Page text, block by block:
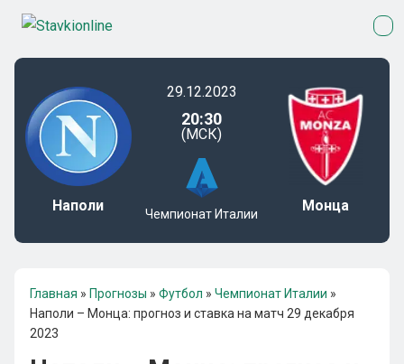
Наполи
29.12.2023
20:30
(МСК)
Чемпионат Италии Монца
Главная » Прогнозы » Футбол » Чемпионат Италии »
Наполи – Монца: прогноз и ставка на матч 29 декабря
2023